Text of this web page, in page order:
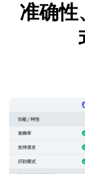
准确性